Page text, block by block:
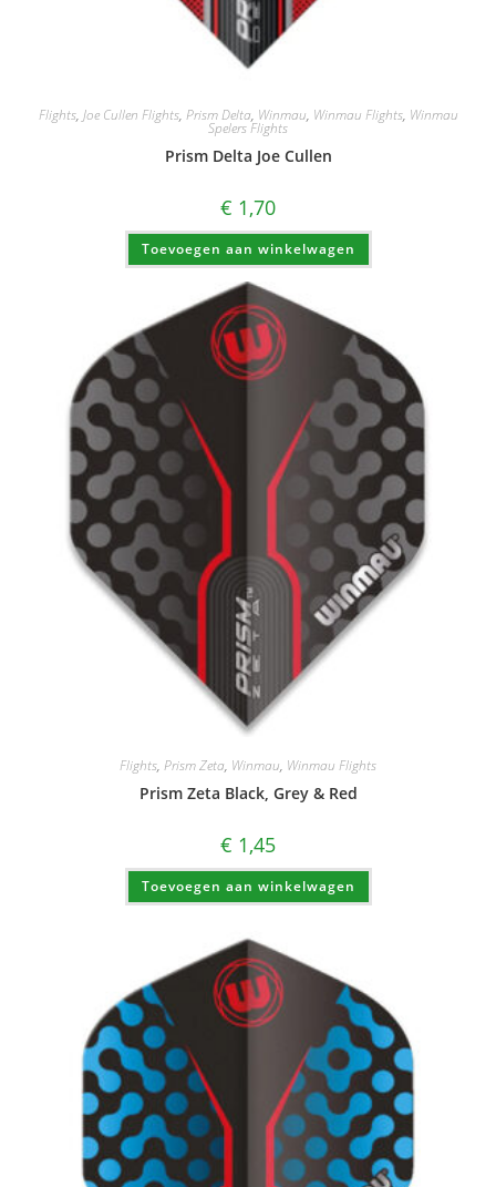
Flights, Joe Cullen Flights, Prism Delta, Winmau, Winmau Flights, Winmau
Spelers Flights
Prism Delta Joe Cullen
€ 1,70
Toevoegen aan winkelwagen
Flights, Prism Zeta, Winmau, Winmau Flights
Prism Zeta Black, Grey & Red
€ 1,45
Toevoegen aan winkelwagen